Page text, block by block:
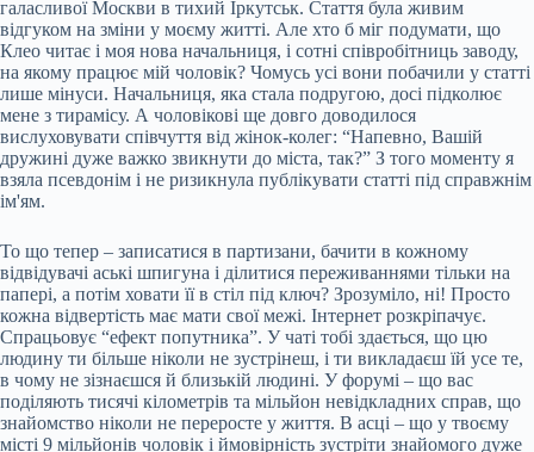
галасливої Москви в тихий Іркутськ. Стаття була живим
відгуком на зміни у моєму житті. Але хто б міг подумати, що
Клео читає і моя нова начальниця, і сотні співробітниць заводу,
на якому працює мій чоловік? Чомусь усі вони побачили у статті
лише мінуси. Начальниця, яка стала подругою, досі підколює
мене з тирамісу. А чоловікові ще довго доводилося
вислуховувати співчуття від жінок-колег: “Напевно, Вашій
дружині дуже важко звикнути до міста, так?” З того моменту я
взяла псевдонім і не ризикнула публікувати статті під справжнім
ім'ям.
То що тепер – записатися в партизани, бачити в кожному
відвідувачі аські шпигуна і ділитися переживаннями тільки на
папері, а потім ховати її в стіл під ключ? Зрозуміло, ні! Просто
кожна відвертість має мати свої межі. Інтернет розкріпачує.
Спрацьовує “ефект попутника”. У чаті тобі здається, що цю
людину ти більше ніколи не зустрінеш, і ти викладаєш їй усе те,
в чому не зізнаєшся й близькій людині. У форумі – що вас
поділяють тисячі кілометрів та мільйон невідкладних справ, що
знайомство ніколи не переросте у життя. В асці – що у твоєму
місті 9 мільйонів чоловік і ймовірність зустріти знайомого дуже